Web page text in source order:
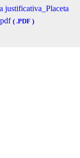
justificativa_Placeta
( .PDF )